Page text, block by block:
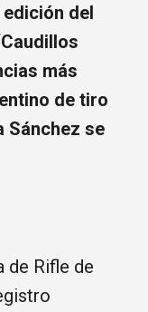
del
más
de tiro
Sánchez se
de Rifle de